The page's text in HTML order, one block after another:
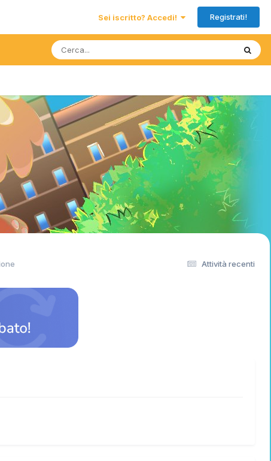
Sei iscritto? Accedi! Registrati!
Attività recenti